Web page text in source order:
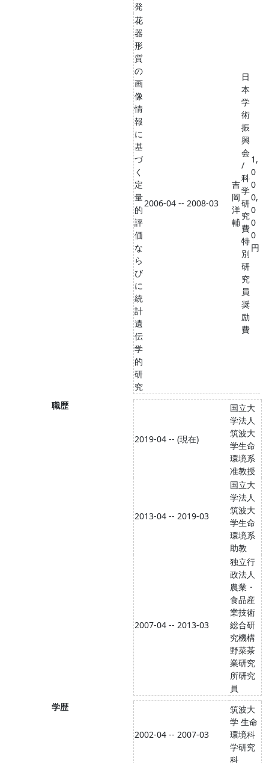
発
花
器
形
質
の
画
像
情
報
に
基
づ
く
定
量
的
評
価
な
ら
び
に
統
計
遺
伝
学
的
研
究
2006-04 -- 2008-03
吉
岡
洋
輔
日
本
学
術
振
興
会
/
科
学
研
究
費
特
別
研
究
員
奨
励
費
1,
0
0
0,
0
0
0
円
職歴
2019-04 -- (現在)
国立大
学法人
筑波大
学生命
環境系
准教授
2013-04 -- 2019-03
国立大
学法人
筑波大
学生命
環境系
助教
2007-04 -- 2013-03
独立行
政法人
農業・
食品産
業技術
総合研
究機構
野菜茶
業研究
所研究
員
学歴
2002-04 -- 2007-03
筑波大
学 生命
環境科
学研究
科